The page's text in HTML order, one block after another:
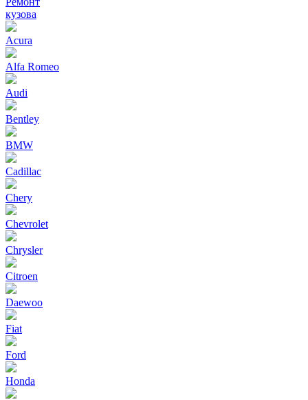
кузова
Acura
Alfa Romeo
Audi
Bentley
BMW
Cadillac
Chery
Chevrolet
Chrysler
Citroen
Daewoo
Fiat
Ford
Honda